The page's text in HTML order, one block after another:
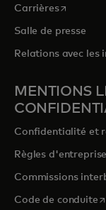
Carrièress’ouvre
Salle de presse
Relations avec les
MENTIONS
Confidentialité et
Règles
Commissions
Code de conduite